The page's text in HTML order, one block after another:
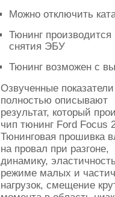
Можно отключить
Тюнинг
снятия ЭБУ
Тюнинг возможен с
Озвученные
полностью описывают
результат, который
чип тюнинг Ford Focus
Тюнинговая прошивка
на провал при разгоне,
динамику,
режиме малых и
нагрузок, смещение